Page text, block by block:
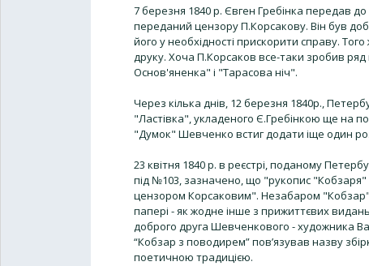
7 березня 1840 р. Євген Гребінка передав
переданий цензору П.Корсакову. Він був
його у необхідності прискорити справу.
друку. Хоча П.Корсаков все-таки зробив
Основ'яненка" і "Тарасова ніч".
Через кілька днів, 12 березня 1840р.,
"Ластівка", укладеного Є.Гребінкою ще на
"Думок" Шевченко встиг додати іще один
23 квітня 1840 р. в реєстрі, поданому
під №103, зазначено, що "рукопис "Кобзаря"
цензором Корсаковим". Незабаром
папері - як жодне інше з прижиттєвих
доброго друга Шевченкового - художника
“Кобзар з поводирем” пов’язував назву
поетичною традицією.